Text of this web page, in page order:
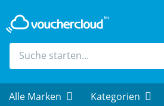
Alle Marken Kategorien